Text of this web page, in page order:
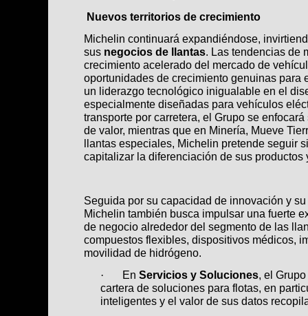
Nuevos territorios de crecimiento
Michelin continuará expandiéndose,
sus negocios de llantas. Las tendencias de
crecimiento acelerado del mercado de
oportunidades de crecimiento genuinas para
un liderazgo tecnológico inigualable en el
especialmente diseñadas para vehículos
transporte por carretera, el Grupo se
de valor, mientras que en Minería, Mueve
llantas especiales, Michelin pretende seguir
capitalizar la diferenciación de sus productos
Seguida por su capacidad de innovación y
Michelin también busca impulsar una fuerte
de negocio alrededor del segmento de las
compuestos flexibles, dispositivos médicos,
movilidad de hidrógeno.
·
En Servicios y Soluciones, el
cartera de soluciones para flotas, en
inteligentes y el valor de sus datos